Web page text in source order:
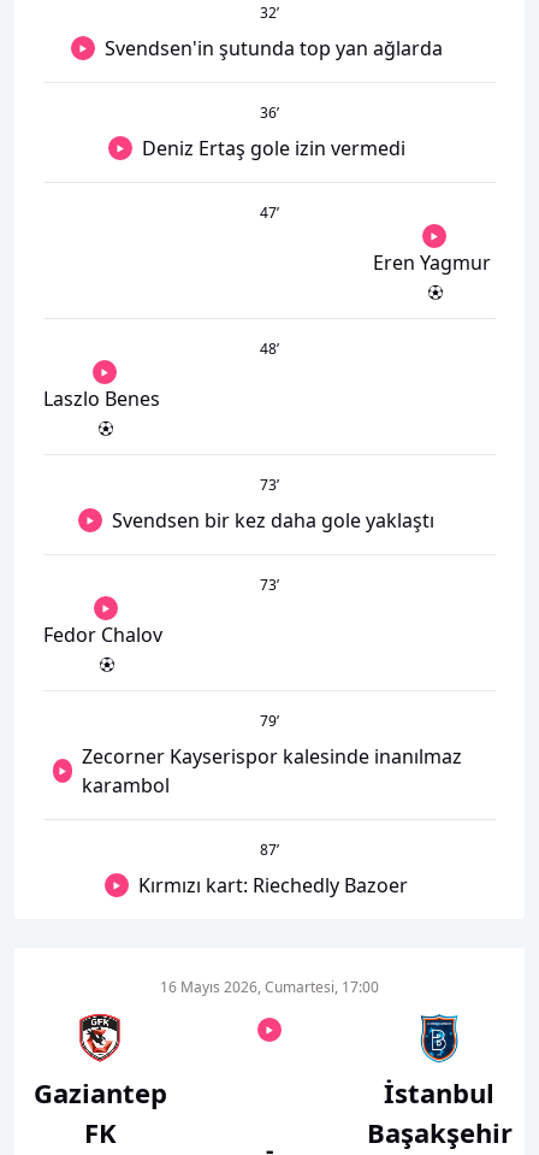
32’
Svendsen'in şutunda top yan ağlarda
36’
Deniz Ertaş gole izin vermedi
47’
Eren Yagmur
48’
Laszlo Benes
73’
Svendsen bir kez daha gole yaklaştı
73’
Fedor Chalov
79’
Zecorner Kayserispor kalesinde inanılmaz
karambol
87’
Kırmızı kart: Riechedly Bazoer
Gaziantep
FK
16 Mayıs 2026, Cumartesi, 17:00
İstanbul
Başakşehir